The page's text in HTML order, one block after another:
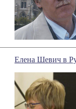
Елена Шевич в